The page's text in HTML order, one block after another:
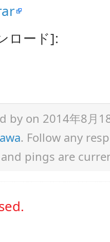
ロード]:
by on 2014年8月
. Follow any
pings are